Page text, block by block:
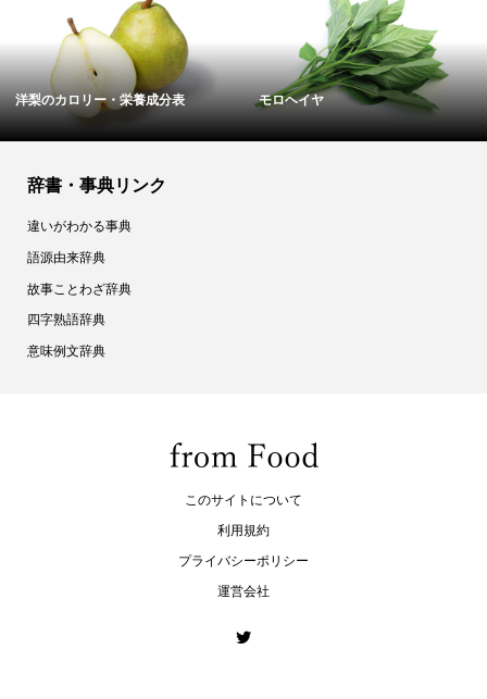
アヒルのカロリー・栄養成分表 スモークサーモンの
辞書・事典リンク
違いがわかる事典
語源由来辞典
故事ことわざ辞典
四字熟語辞典
意味例文辞典
このサイトについて
利用規約
プライバシーポリシー
運営会社